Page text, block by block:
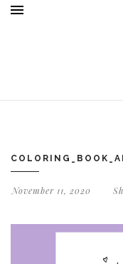
November 11, 2020